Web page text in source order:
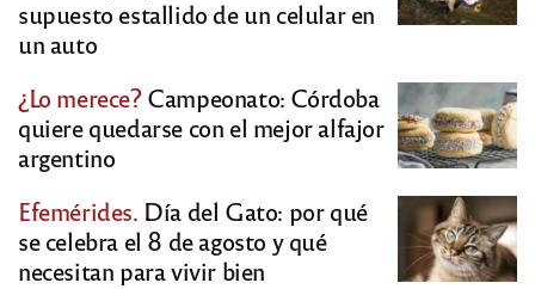
supuesto estallido de un celular en
un auto
¿Lo merece?Campeonato: Córdoba
quiere quedarse con el mejor alfajor
argentino
Efemérides. Día del Gato: por qué
se celebra el 8 de agosto y qué
necesitan para vivir bien